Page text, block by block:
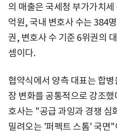
의 매출은 국세청 부가가치
억원, 국내 변호사 수는 384
권, 변호사 수 기준 6위권의
셈이다.
협약식에서 양측 대표는 합
장 변화를 공통적으로 강조
호사는 "공급 과잉과 경쟁 심
밀려오는 '퍼펙트 스톰' 국면"